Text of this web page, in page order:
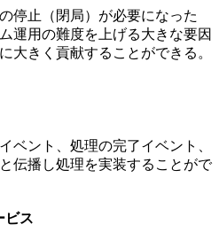
停止（閉局）が必要になった
運用の難度を上げる大きな要因
大きく貢献することができる。
ベント、処理の完了イベント、
伝播し処理を実装することがで
ビス